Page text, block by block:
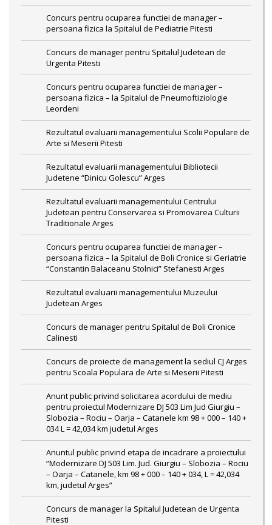
Concurs pentru ocuparea functiei de manager –
persoana fizica la Spitalul de Pediatrie Pitesti
Concurs de manager pentru Spitalul Judetean de
Urgenta Pitesti
Concurs pentru ocuparea functiei de manager –
persoana fizica – la Spitalul de Pneumoftiziologie
Leordeni
Rezultatul evaluarii managementului Scolii Populare de
Arte si Meserii Pitesti
Rezultatul evaluarii managementului Bibliotecii
Judetene “Dinicu Golescu” Arges
Rezultatul evaluarii managementului Centrului
Judetean pentru Conservarea si Promovarea Culturii
Traditionale Arges
Concurs pentru ocuparea functiei de manager –
persoana fizica – la Spitalul de Boli Cronice si Geriatrie
“Constantin Balaceanu Stolnici” Stefanesti Arges
Rezultatul evaluarii managementului Muzeului
Judetean Arges
Concurs de manager pentru Spitalul de Boli Cronice
Calinesti
Concurs de proiecte de management la sediul CJ Arges
pentru Scoala Populara de Arte si Meserii Pitesti
Anunt public privind solicitarea acordului de mediu
pentru proiectul Modernizare DJ 503 Lim Jud Giurgiu –
Slobozia – Rociu – Oarja – Catanele km 98 + 000 – 140 +
034 L = 42,034 km judetul Arges
Anuntul public privind etapa de incadrare a proiectului
“Modernizare DJ 503 Lim. Jud. Giurgiu – Slobozia – Rociu
– Oarja – Catanele, km 98 + 000 – 140 + 034, L = 42,034
km, judetul Arges”
Concurs de manager la Spitalul Judetean de Urgenta
Pitesti